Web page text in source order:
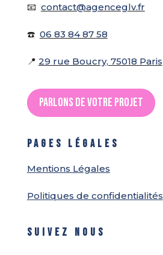
📧 contact@agenceglv.fr
☎️ 06 83 84 87 58
📍 29 rue Boucry, 75018 Paris
Parlons de votre projet
PAGES LÉGALES
Mentions Légales
Politiques de confidentialités
SUIVEZ NOUS